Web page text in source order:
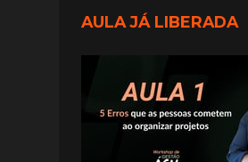
AULA JÁ LIBERADA